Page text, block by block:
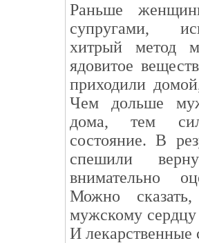
Раньше
супругами,
хитрый метод
ядовитое
приходили
Чем дольше
дома, тем
состояние. В
спешили
внимательно
Можно
мужскому сердцу
И лекарственные